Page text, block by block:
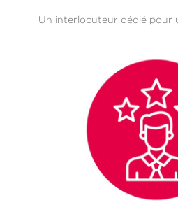
Un interlocuteur dédié pour